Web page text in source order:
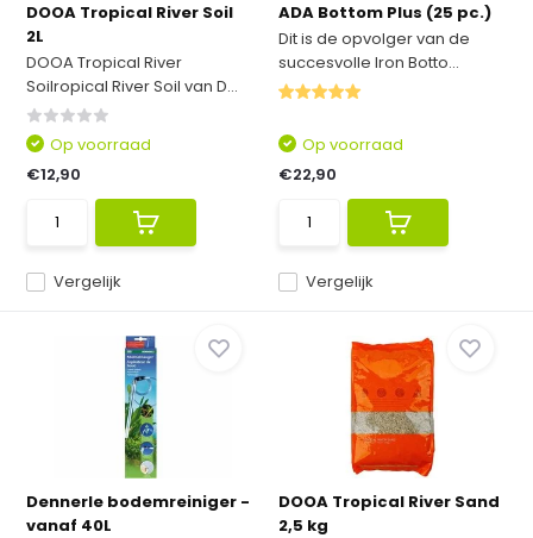
DOOA Tropical River Soil
2L
DOOA Tropical River
Soilropical River Soil van D...
Vergelijk
Op voorraad
€12,90
ADA Bottom Plus (25 pc.)
Dit is de opvolger van de
succesvolle Iron Botto...
Vergelijk
Op voorraad
€22,90
Dennerle bodemreiniger -
vanaf 40L
DOOA Tropical River Sand
2,5 kg